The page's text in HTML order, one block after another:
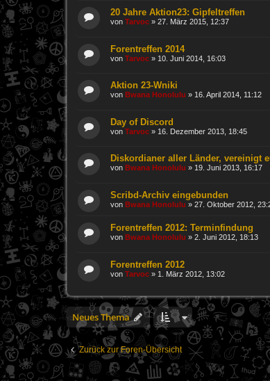
20 Jahre Aktion23: Gipfeltreffen
von Tarvoc » 27. März 2015, 12:37
Forentreffen 2014
von Tarvoc » 10. Juni 2014, 16:03
Aktion 23-Wniki
von Bwana Honolulu » 16. April 2014, 11:12
Day of Discord
von Tarvoc » 16. Dezember 2013, 18:45
Diskordianer aller Länder, vereinigt
von Bwana Honolulu » 19. Juni 2013, 16:17
Scribd-Archiv eingebunden
von Bwana Honolulu » 27. Oktober 2012,
Forentreffen 2012: Terminfindung
von Bwana Honolulu » 2. Juni 2012, 18:13
Forentreffen 2012
von Tarvoc » 1. März 2012, 13:02
Neues Thema
Zurück zur Foren-Übersicht